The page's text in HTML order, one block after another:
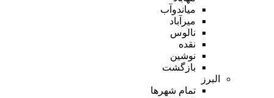
میاندوآب
میرآباد
نالوس
نقده
نوشین
بازگشت
البرز
تمام شهر‌ها